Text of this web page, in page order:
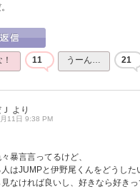
11 うーん… 21
より
11日 9:38 PM
暴言言ってるけど、
はJUMPと伊野尾くんをどうした
なければ良いし、好きなら好きっ